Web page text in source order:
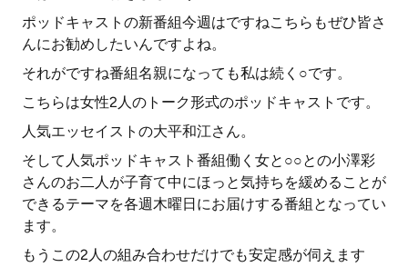
ポッドキャストの新番組今週はですねこちらもぜひ皆さ
んにお勧めしたいんですよね。
それがですね番組名親になっても私は続く○です。
こちらは女性2人のトーク形式のポッドキャストです。
人気エッセイストの大平和江さん。
そして人気ポッドキャスト番組働く女と○○との小澤彩
さんのお二人が子育て中にほっと気持ちを緩めることが
できるテーマを各週木曜日にお届けする番組となってい
ます。
もうこの2人の組み合わせだけでも安定感が伺えます